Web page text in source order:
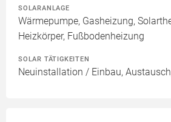
SOLARANLAGE
Wärmepumpe, Gasheizung,
Heizkörper, Fußbodenheizung
SOLAR TÄTIGKEITEN
Neuinstallation / Einbau,